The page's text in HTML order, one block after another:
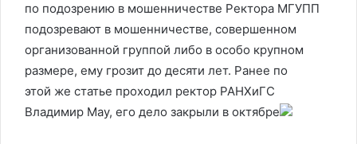
по подозрению в мошенничестве Ректора МГУПП
подозревают в мошенничестве, совершенном
организованной группой либо в особо крупном
размере, ему грозит до десяти лет. Ранее по
этой же статье проходил ректор РАНХиГС
Владимир Мау, его дело закрыли в октябре